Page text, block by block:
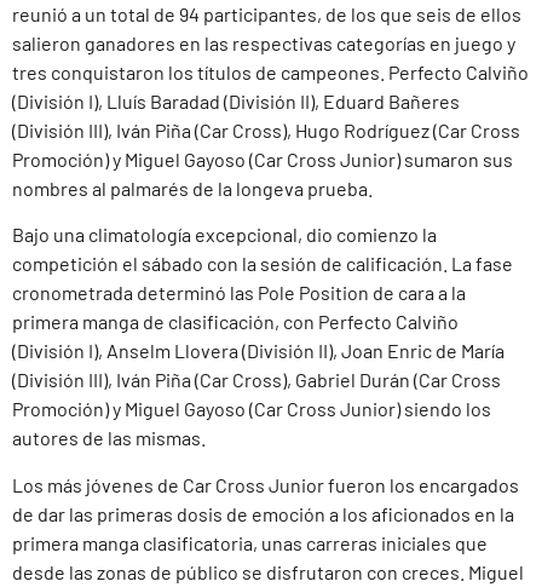
reunió a un total de 94 participantes, de los que seis de ellos
salieron ganadores en las respectivas categorías en juego y
tres conquistaron los títulos de campeones. Perfecto Calviño
(División I), Lluís Baradad (División II), Eduard Bañeres
(División III), Iván Piña (Car Cross), Hugo Rodríguez (Car Cross
Promoción) y Miguel Gayoso (Car Cross Junior) sumaron sus
nombres al palmarés de la longeva prueba.
Bajo una climatología excepcional, dio comienzo la
competición el sábado con la sesión de calificación. La fase
cronometrada determinó las Pole Position de cara a la
primera manga de clasificación, con Perfecto Calviño
(División I), Anselm Llovera (División II), Joan Enric de María
(División III), Iván Piña (Car Cross), Gabriel Durán (Car Cross
Promoción) y Miguel Gayoso (Car Cross Junior) siendo los
autores de las mismas.
Los más jóvenes de Car Cross Junior fueron los encargados
de dar las primeras dosis de emoción a los aficionados en la
primera manga clasificatoria, unas carreras iniciales que
desde las zonas de público se disfrutaron con creces. Miguel